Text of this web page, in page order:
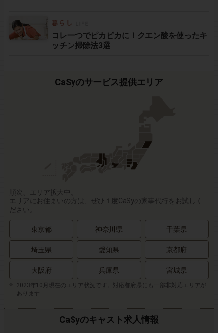
コレ一つでピカピカに！クエン酸を使ったキ
ッチン掃除法3選
CaSyのサービス提供エリア
順次、エリア拡大中。
エリアにお住まいの方は、ぜひ１度CaSyの家事代行をお試しく
ださい。
東京都 神奈川県 千葉県
埼玉県 愛知県 京都府
大阪府 兵庫県 宮城県
2023年10月現在のエリア状況です。対応都府県にも一部非対応エリアが
あります
CaSyのキャスト求人情報